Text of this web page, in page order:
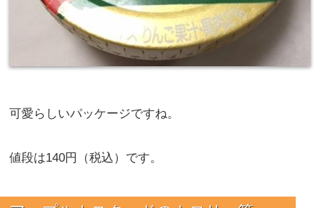
可愛らしいパッケージですね。
値段は140円（税込）です。